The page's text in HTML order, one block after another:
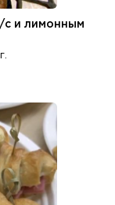
с и лимонным